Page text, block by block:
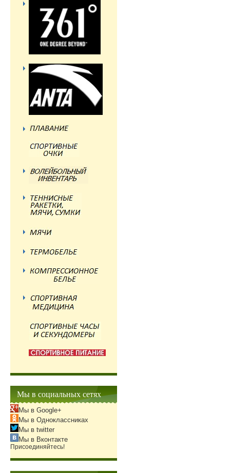
Мы в социальных сетях
Мы в Google+
Мы в Одноклассниках
Мы в twitter
Мы в Вконтакте
Присоединяйтесь!